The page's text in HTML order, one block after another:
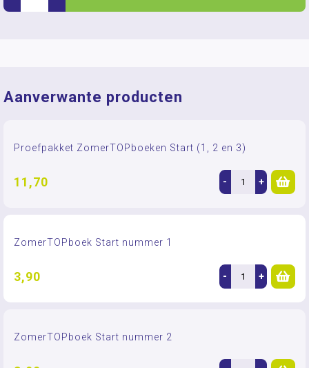
Aanverwante producten
Proefpakket ZomerTOPboeken Start (1, 2 en 3)
11,70 - +
ZomerTOPboek Start nummer 1
3,90 - +
ZomerTOPboek Start nummer 2